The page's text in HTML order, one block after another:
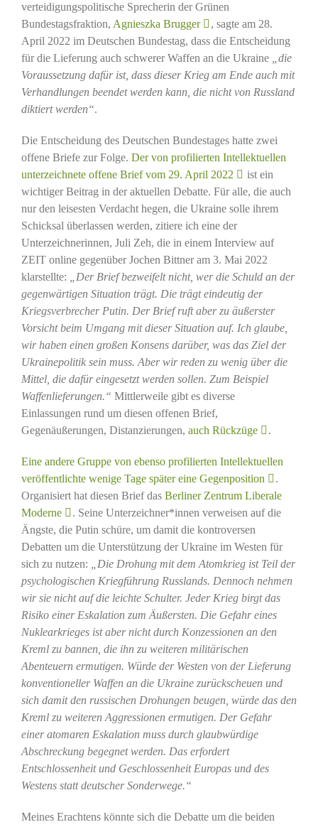
verteidigungspolitische Sprecherin der Grünen
Bundestagsfraktion, Agnieszka Brugger
, sagte am 28.
April 2022 im Deutschen Bundestag, dass die Entscheidung
für die Lieferung auch schwerer Waffen an die Ukraine „die
Voraussetzung dafür ist, dass dieser Krieg am Ende auch mit
Verhandlungen beendet werden kann, die nicht von Russland
diktiert werden“.
Die Entscheidung des Deutschen Bundestages hatte zwei
offene Briefe zur Folge. Der von profilierten Intellektuellen
unterzeichnete offene Brief vom 29. April 2022
ist ein
wichtiger Beitrag in der aktuellen Debatte. Für alle, die auch
nur den leisesten Verdacht hegen, die Ukraine solle ihrem
Schicksal überlassen werden, zitiere ich eine der
Unterzeichnerinnen, Juli Zeh, die in einem Interview auf
ZEIT online gegenüber Jochen Bittner am 3. Mai 2022
klarstellte: „Der Brief bezweifelt nicht, wer die Schuld an der
gegenwärtigen Situation trägt. Die trägt eindeutig der
Kriegsverbrecher Putin. Der Brief ruft aber zu äußerster
Vorsicht beim Umgang mit dieser Situation auf. Ich glaube,
wir haben einen großen Konsens darüber, was das Ziel der
Ukrainepolitik sein muss. Aber wir reden zu wenig über die
Mittel, die dafür eingesetzt werden sollen. Zum Beispiel
Waffenlieferungen.“ Mittlerweile gibt es diverse
Einlassungen rund um diesen offenen Brief,
Gegenäußerungen, Distanzierungen, auch Rückzüge .
Eine andere Gruppe von ebenso profilierten Intellektuellen
veröffentlichte wenige Tage später eine Gegenposition
.
Organisiert hat diesen Brief das Berliner Zentrum Liberale
Moderne
. Seine Unterzeichner*innen verweisen auf die
Ängste, die Putin schüre, um damit die kontroversen
Debatten um die Unterstützung der Ukraine im Westen für
sich zu nutzen: „Die Drohung mit dem Atomkrieg ist Teil der
psychologischen Kriegführung Russlands. Dennoch nehmen
wir sie nicht auf die leichte Schulter. Jeder Krieg birgt das
Risiko einer Eskalation zum Äußersten. Die Gefahr eines
Nuklearkrieges ist aber nicht durch Konzessionen an den
Kreml zu bannen, die ihn zu weiteren militärischen
Abenteuern ermutigen. Würde der Westen von der Lieferung
konventioneller Waffen an die Ukraine zurückscheuen und
sich damit den russischen Drohungen beugen, würde das den
Kreml zu weiteren Aggressionen ermutigen. Der Gefahr
einer atomaren Eskalation muss durch glaubwürdige
Abschreckung begegnet werden. Das erfordert
Entschlossenheit und Geschlossenheit Europas und des
Westens statt deutscher Sonderwege.“
Meines Erachtens könnte sich die Debatte um die beiden